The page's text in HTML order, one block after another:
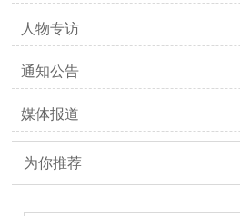
人物专访
通知公告
媒体报道
为你推荐